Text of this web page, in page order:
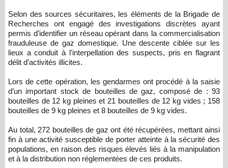
Selon des sources sécuritaires, les éléments de la Brigade de
Recherches ont engagé des investigations discrètes ayant
permis d’identifier un réseau opérant dans la commercialisation
frauduleuse de gaz domestique. Une descente ciblée sur les
lieux a conduit à l’interpellation des suspects, pris en flagrant
délit d’activités illicites.
Lors de cette opération, les gendarmes ont procédé à la saisie
d’un important stock de bouteilles de gaz, composé de : 93
bouteilles de 12 kg pleines et 21 bouteilles de 12 kg vides ; 158
bouteilles de 9 kg pleines et 8 bouteilles de 9 kg vides.
Au total, 272 bouteilles de gaz ont été récupérées, mettant ainsi
fin à une activité susceptible de porter atteinte à la sécurité des
populations, en raison des risques élevés liés à la manipulation
et à la distribution non réglementées de ces produits.